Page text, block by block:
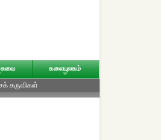
கலையுலகம்
கருவிகள்